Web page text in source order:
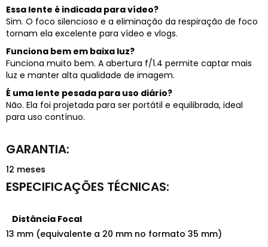
12 meses
Distância Focal
13 mm (equivalente a 20 mm no formato 35 mm)
Essa lente é indicada para vídeo?
Sim. O foco silencioso e a eliminação da respiração de foco
tornam ela excelente para vídeo e vlogs.
Funciona bem em baixa luz?
Funciona muito bem. A abertura f/1.4 permite captar mais
luz e manter alta qualidade de imagem.
É uma lente pesada para uso diário?
Não. Ela foi projetada para ser portátil e equilibrada, ideal
para uso contínuo.